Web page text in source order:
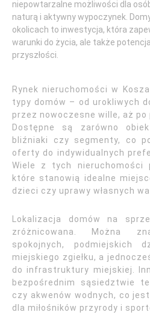
niepowtarzalne możliwości dla
naturą i aktywny wypoczynek.
okolicach to inwestycja, która
warunki do życia, ale także
przyszłości.
Rynek nieruchomości w
typy domów – od urokliwych
przez nowoczesne wille, aż
Dostępne są zarówno
bliźniaki czy segmenty, co
oferty do indywidualnych
Wiele z tych nieruchomości
które stanowią idealne
dzieci czy uprawy własnych
Lokalizacja domów na
zróżnicowana. Można
spokojnych, podmiejskich
miejskiego zgiełku, a
do infrastruktury miejskiej.
bezpośrednim sąsiedztwie
czy akwenów wodnych, co
dla miłośników przyrody i